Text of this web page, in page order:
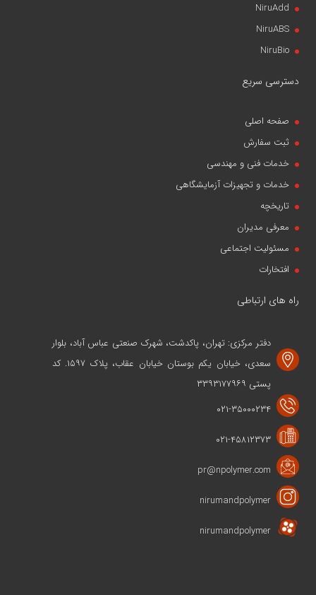
NiruAdd
NiruABS
NiruBio
دسترسی سریع
صفحه اصلی
ثبت سفارش
خدمات فنی و مهندسی
خدمات و تجهیزات آزمایشگاهی
تاریخچه
معرفی مدیران
مسئولیت اجتماعی
افتخارات
راه های ارتباطی
دفتر مرکزی: تهران، پاکدشت، شهرک صنعتی عباس آباد، بلوار
سعدی، خیابان یکم بوستان خیابان عقاب، پلاک ۱۵۹۷. کد
پستی ۳۳۹۳۱۷۷۹۶۹
۰۲۱-۳۵۰۰۰۲۳۴
۰۲۱-۴۵۸۱۲۳۷۳
pr@npolymer.com
nirumandpolymer
nirumandpolymer